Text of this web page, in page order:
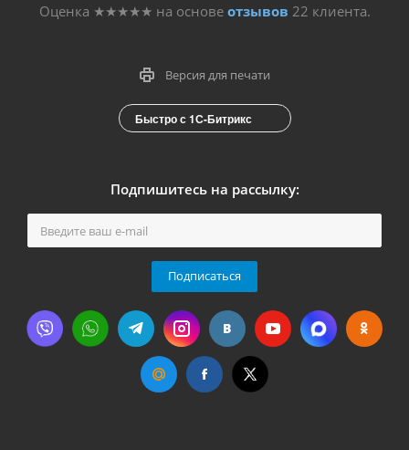
Оценка ★★★★★ на основе отзывов 22 клиента.
Версия для печати
Быстро с 1С-Битрикс
Подпишитесь на рассылку:
Подписаться